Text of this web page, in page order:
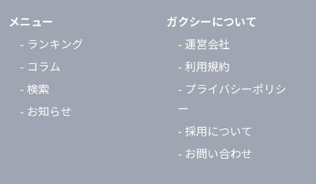
メニュー
- ランキング
- コラム
- 検索
- お知らせ
ガクシーについて
- 運営会社
- 利用規約
- プライバシーポリシ
ー
- 採用について
- お問い合わせ